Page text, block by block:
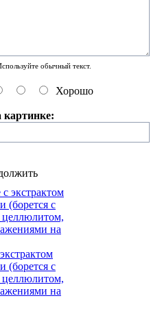
обычный текст.
Хорошо
картинке:
(борется с
целлюлитом,
на